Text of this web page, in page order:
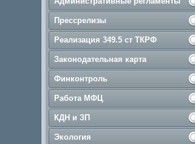
Прессрелизы
Реализация 349.5 ст ТКРФ
Законодательная карта
Финконтроль
Работа МФЦ
КДН и ЗП
Экология